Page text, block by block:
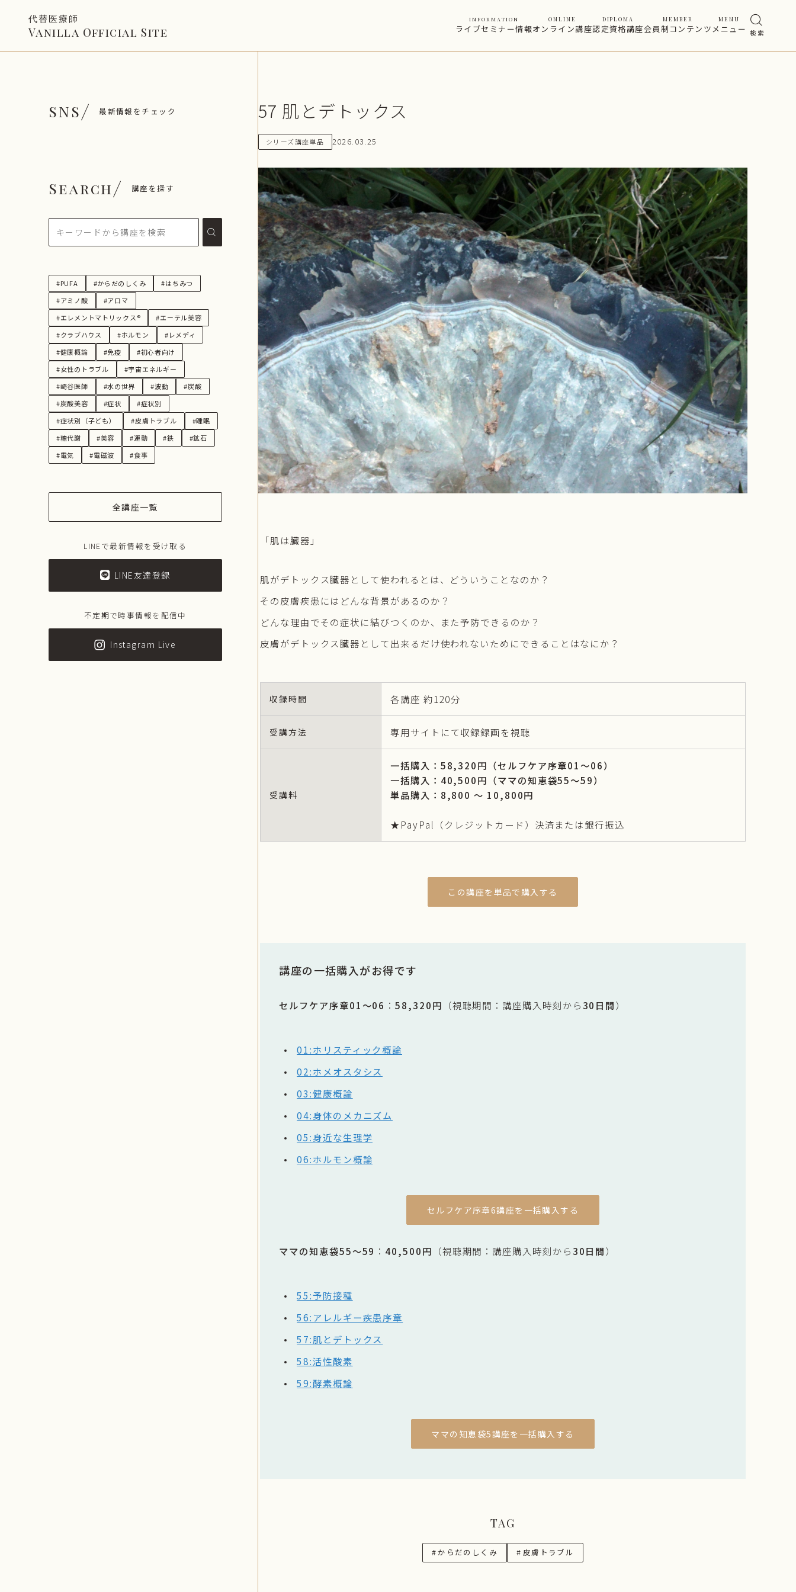
代替医療師
Vanilla Official Site ライブセミナー情報
information
オンライン講座
ONLINE
認定資格講座
DIPLOMA
会員制コンテンツ
MEMBER
メニュー
MENU
検 索
SNS 最新情報をチェック
Search 講座を探す
#PUFA #からだのしくみ
#はちみつ
#アミノ酸
#アロマ
#エレメントマトリックス®︎
#エーテル美容
#クラブハウス
#ホルモン
#レメディ
#健康概論
#免疫
#初心者向け
#女性のトラブル
#宇宙エネルギー
#崎谷医師
#水の世界 #波動
#炭酸
#炭酸美容
#症状
#症状別
#症状別（子ども）
#皮膚トラブル
#睡眠
#糖代謝
#美容 #運動 #鉄
#鉱石
#電気
#電磁波 #食事
全講座一覧
LINEで最新情報を受け取る
LINE友達登録
不定期で時事情報を配信中
Instagram Live
57 肌とデトックス
シリーズ講座単品 2026.03.25
「肌は臓器」
肌がデトックス臓器として使われるとは、どういうことなのか？
その皮膚疾患にはどんな背景があるのか？
どんな理由でその症状に結びつくのか、また予防できるのか？
皮膚がデトックス臓器として出来るだけ使われないためにできることはなにか？
収録時間 各講座 約120分
受講方法 専用サイトにて収録録画を視聴
受講料
一括購入：58,320円（セルフケア序章01〜06）
一括購入：40,500円（ママの知恵袋55〜59）
単品購入：8,800 〜 10,800円
★PayPal（クレジットカード）決済または銀行振込
この講座を単品で購入する
講座の一括購入がお得です
セルフケア序章01〜06 ：58,320円 （視聴期間：講座購入時刻から30日間）
01:ホリスティック概論
02:ホメオスタシス
03:健康概論
04:身体のメカニズム
05:身近な生理学
06:ホルモン概論
セルフケア序章6講座を一括購入する
ママの知恵袋55〜59 ： 40,500円 （視聴期間：講座購入時刻から30日間）
55:予防接種
56:アレルギー疾患序章
57:肌とデトックス
58:活性酸素
59:酵素概論
ママの知恵袋5講座を一括購入する
TAG
#からだのしくみ # 皮膚トラブル